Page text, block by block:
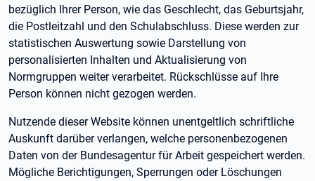
bezüglich Ihrer Person, wie das Geschlecht, das Geburtsjahr,
die Postleitzahl und den Schulabschluss. Diese werden zur
statistischen Auswertung sowie Darstellung von
personalisierten Inhalten und Aktualisierung von
Normgruppen weiter verarbeitet. Rückschlüsse auf Ihre
Person können nicht gezogen werden.
Nutzende dieser Website können unentgeltlich schriftliche
Auskunft darüber verlangen, welche personenbezogenen
Daten von der Bundesagentur für Arbeit gespeichert werden.
Mögliche Berichtigungen, Sperrungen oder Löschungen